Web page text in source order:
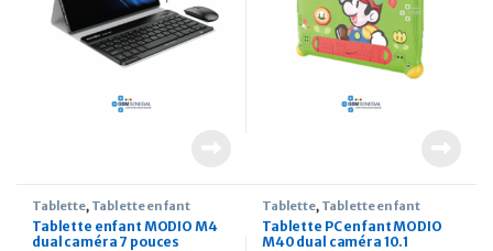
Tablette, Tablette enfant
Tablette enfant MODIO M4
dual caméra 7 pouces
Tablette, Tablette enfant
Tablette PC enfant MODIO
M40 dual caméra 10.1